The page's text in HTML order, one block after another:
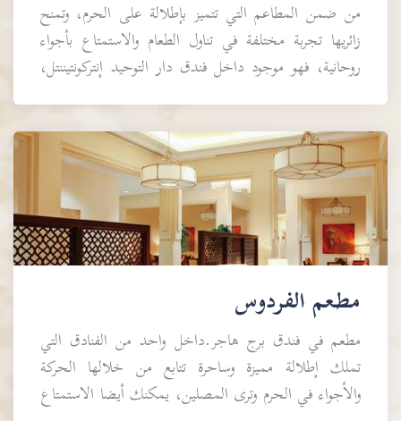
من ضمن المطاعم التي تتميز بإطلالة على الحرم، وتمنح
زائريها تجربة مختلفة في تناول الطعام والاستمتاع بأجواء
روحانية، فهو موجود داخل فندق دار التوحيد إنتركونتيننتل،
مطعم الفردوس
مطعم في فندق برج هاجر.داخل واحد من الفنادق التي
تملك إطلالة مميزة وساحرة تتابع من خلالها الحركة
والأجواء في الحرم وترى المصلين، يمكنك أيضا الاستمتاع